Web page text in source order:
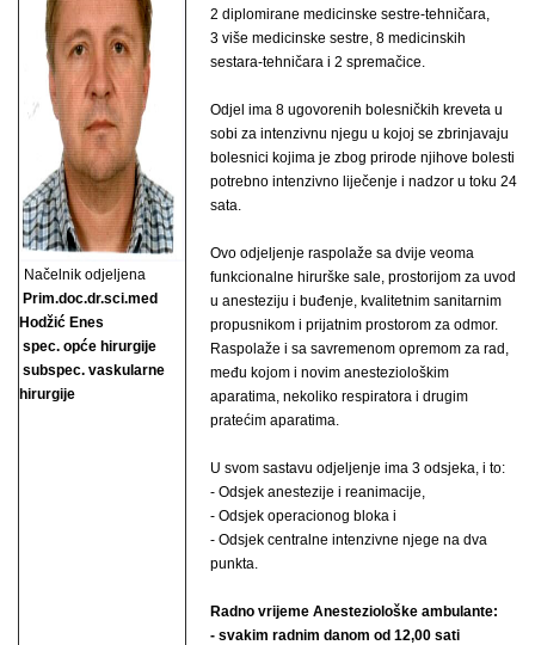
Načelnik odjeljena
Prim.doc.dr.sci.med
Hodžić Enes
spec. opće hirurgije
subspec. vaskularne
hirurgije
2 diplomirane medicinske sestre-tehničara,
3 više medicinske sestre, 8 medicinskih
sestara-tehničara i 2 spremačice.
Odjel ima 8 ugovorenih bolesničkih kreveta u
sobi za intenzivnu njegu u kojoj se zbrinjavaju
bolesnici kojima je zbog prirode njihove bolesti
potrebno intenzivno liječenje i nadzor u toku 24
sata.
Ovo odjeljenje raspolaže sa dvije veoma
funkcionalne hirurške sale, prostorijom za uvod
u anesteziju i buđenje, kvalitetnim sanitarnim
propusnikom i prijatnim prostorom za odmor.
Raspolaže i sa savremenom opremom za rad,
među kojom i novim anesteziološkim
aparatima, nekoliko respiratora i drugim
pratećim aparatima.
U svom sastavu odjeljenje ima 3 odsjeka, i to:
- Odsjek anestezije i reanimacije,
- Odsjek operacionog bloka i
- Odsjek centralne intenzivne njege na dva
punkta.
Radno vrijeme Anesteziološke ambulante:
- svakim radnim danom od 12,00 sati